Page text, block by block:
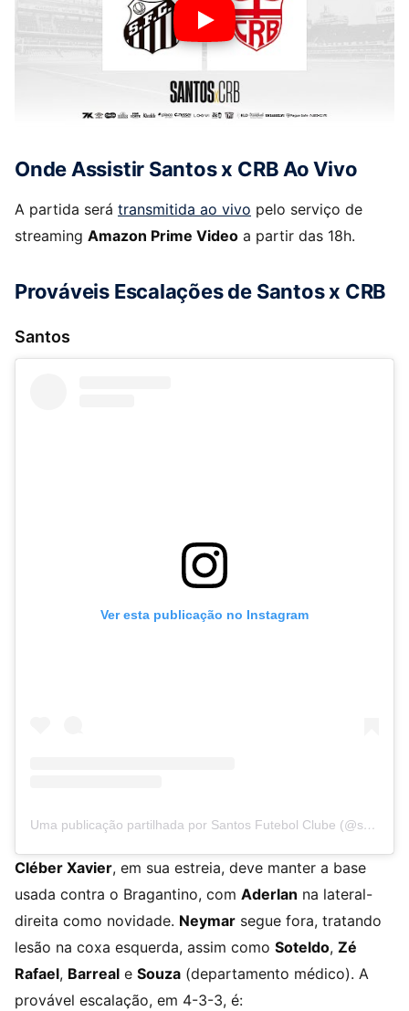
Onde Assistir Santos x CRB Ao Vivo
A partida será transmitida ao vivo pelo serviço de
streaming Amazon Prime Video a partir das 18h.
Prováveis Escalações de Santos x CRB
Santos
Ver esta publicação no Instagram
Uma publicação partilhada por Santos Futebol Clube (@santosfc)
Cléber Xavier, em sua estreia, deve manter a base
usada contra o Bragantino, com Aderlan na lateral-
direita como novidade. Neymar segue fora, tratando
lesão na coxa esquerda, assim como Soteldo, Zé
Rafael, Barreal e Souza (departamento médico). A
provável escalação, em 4-3-3, é: